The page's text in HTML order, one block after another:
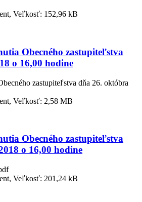
Veľkosť: 152,96 kB
Obecného zastupiteľstva
o 16,00 hodine
zastupiteľstva dňa 26. októbra
Veľkosť: 2,58 MB
Obecného zastupiteľstva
o 16,00 hodine
Veľkosť: 201,24 kB